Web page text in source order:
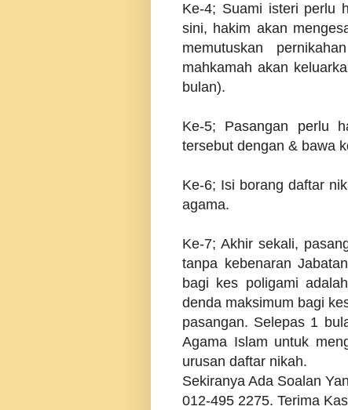
Ke-4; Suami isteri perlu
sini, hakim akan
memutuskan
mahkamah akan
bulan).
Ke-5; Pasangan perlu
tersebut dengan & bawa
Ke-6; Isi borang daftar
agama.
Ke-7; Akhir sekali,
tanpa kebenaran
bagi kes poligami
denda maksimum bagi
pasangan. Selepas 1
Agama Islam untuk
urusan daftar nikah.
Sekiranya Ada Soalan
012-495 2275. Terima